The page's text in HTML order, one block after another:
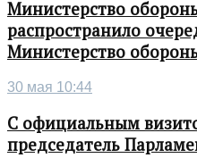
Министерство
распространило
Министерство
30 мая 10:44
С официальным
председатель